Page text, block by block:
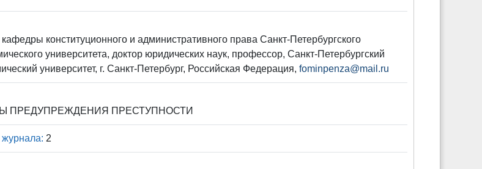
конституционного и административного права Санкт-Петербургского
университета, доктор юридических наук, профессор, Санкт-Петербургский
университет, г. Санкт-Петербург, Российская Федерация,fominpenza@mail.ru
ПРЕДУПРЕЖДЕНИЯ ПРЕСТУПНОСТИ
2